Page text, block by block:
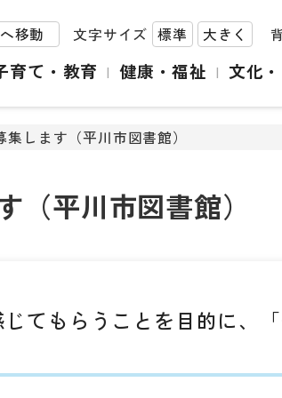
移動 文字サイズ 標準 大きく
育て・教育 健康・福祉 文化
します（平川市図書館）
（平川市図書館）
てもらうことを目的に、